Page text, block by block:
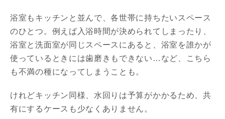
浴室もキッチンと並んで、各世帯に持ちたいスペース
のひとつ。例えば入浴時間が決められてしまったり、
浴室と洗面室が同じスペースにあると、浴室を誰かが
使っているときには歯磨きもできない…など、こちら
も不満の種になってしまうことも。
けれどキッチン同様、水回りは予算がかかるため、共
有にするケースも少なくありません。